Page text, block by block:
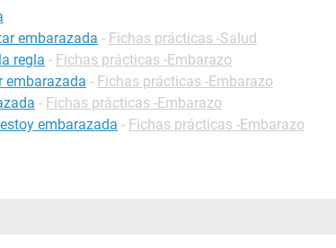
embarazada - Fichas prácticas -Salud
regla - Fichas prácticas -Embarazo
embarazada - Fichas prácticas -Embarazo
- Fichas prácticas -Embarazo
embarazada - Fichas prácticas -Embarazo